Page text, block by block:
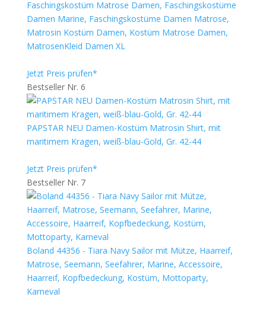
Faschingskostüm Matrose Damen, Faschingskostüme
Damen Marine, Faschingskostüme Damen Matrose,
Matrosin Kostüm Damen, Kostüm Matrose Damen,
MatrosenKleid Damen XL
Jetzt Preis prüfen*
Bestseller Nr. 6
PAPSTAR NEU Damen-Kostüm Matrosin Shirt, mit
maritimem Kragen, weiß-blau-Gold, Gr. 42-44
Jetzt Preis prüfen*
Bestseller Nr. 7
Boland 44356 - Tiara Navy Sailor mit Mütze, Haarreif,
Matrose, Seemann, Seefahrer, Marine, Accessoire,
Haarreif, Kopfbedeckung, Kostüm, Mottoparty,
Karneval